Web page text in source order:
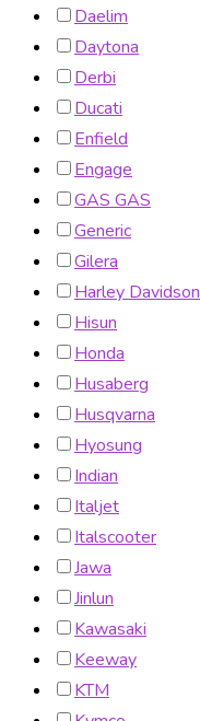
Daelim
Daytona
Derbi
Ducati
Enfield
Engage
GAS GAS
Generic
Gilera
Harley Davidson
Hisun
Honda
Husaberg
Husqvarna
Hyosung
Indian
Italjet
Italscooter
Jawa
Jinlun
Kawasaki
Keeway
KTM